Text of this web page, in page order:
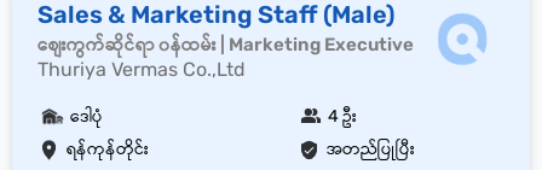
Sales & Marketing Staff (Male)
စျေးကွက်ဆိုင်ရာ ၀န်ထမ်း | Marketing Executive
Thuriya Vermas Co.,Ltd
ရန်ကုန်တိုင်း အတည်ပြုပြီး
ဒေါပုံ 4 ဦး